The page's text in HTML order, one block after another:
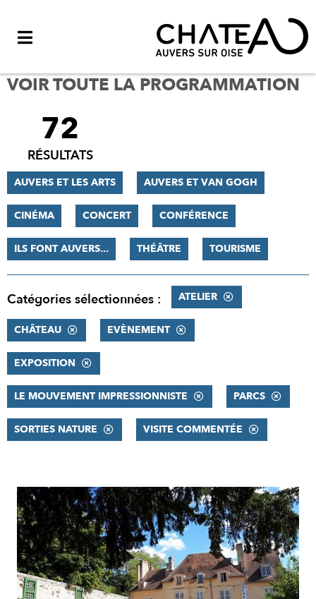
VOIR TOUTE LA PROGRAMMATION
FILTRER
RÉSULTATS
72
RÉSULTATS
AUVERS ET LES ARTS AUVERS ET VAN GOGH
CINÉMA CONCERT CONFÉRENCE
ILS FONT AUVERS... THÉÂTRE TOURISME
Catégories sélectionnées : ATELIER
CHÂTEAU EVÈNEMENT
EXPOSITION
LE MOUVEMENT IMPRESSIONNISTE PARCS
SORTIES NATURE VISITE COMMENTÉE
RÉSULTATS